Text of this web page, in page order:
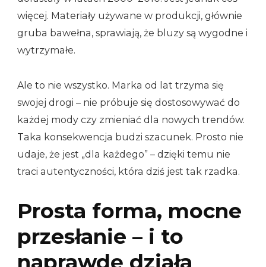
więcej. Materiały używane w produkcji, głównie
gruba bawełna, sprawiają, że bluzy są wygodne i
wytrzymałe.
Ale to nie wszystko. Marka od lat trzyma się
swojej drogi – nie próbuje się dostosowywać do
każdej mody czy zmieniać dla nowych trendów.
Taka konsekwencja budzi szacunek. Prosto nie
udaje, że jest „dla każdego” – dzięki temu nie
traci autentyczności, która dziś jest tak rzadka.
Prosta forma, mocne
przesłanie – i to